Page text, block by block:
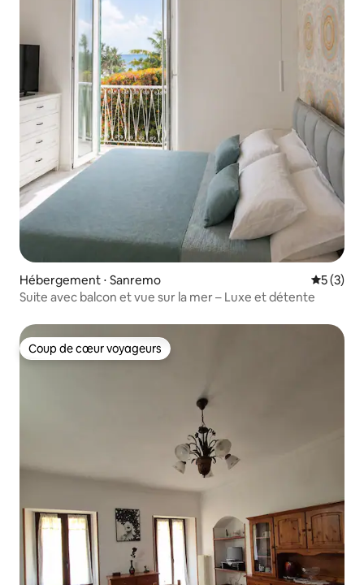
Hébergement ⋅ Sanremo
5 (3)
Suite avec balcon et vue sur la mer – Luxe et détente
Coup de cœur voyageurs
Coup de cœur voyageurs